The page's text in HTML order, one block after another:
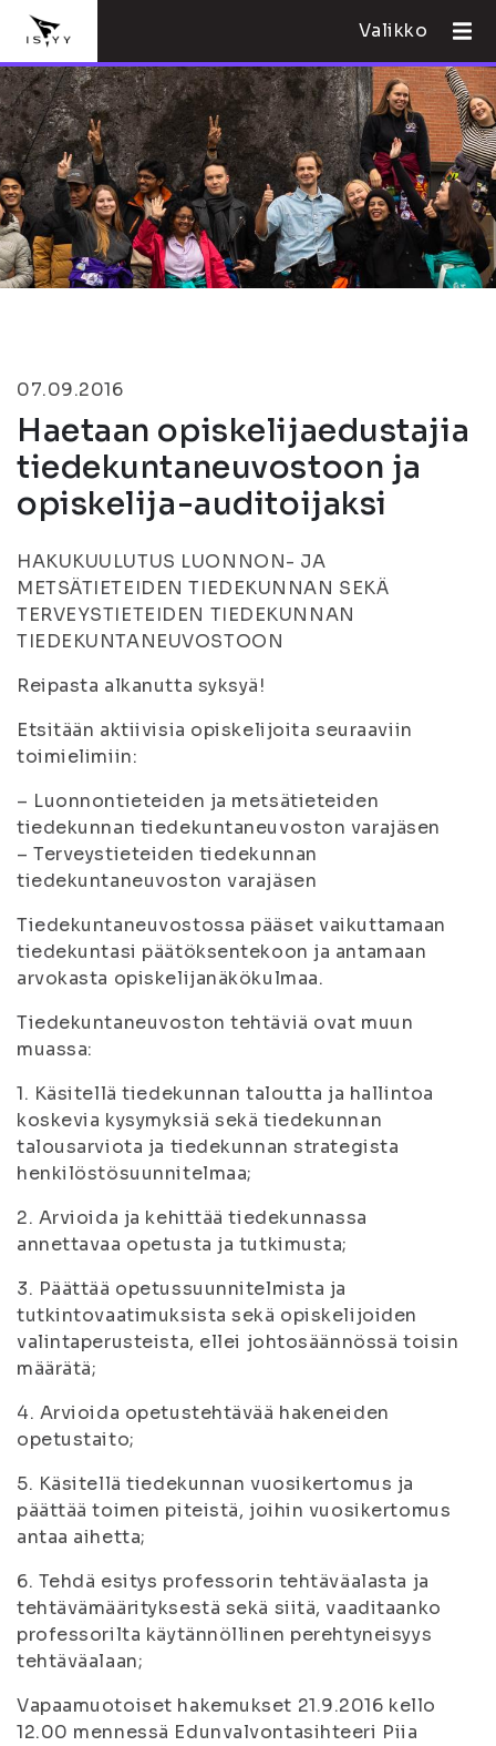
Valikko
07.09.2016
Haetaan opiskelijaedustajia
tiedekuntaneuvostoon ja
opiskelija-auditoijaksi
HAKUKUULUTUS LUONNON- JA
METSÄTIETEIDEN TIEDEKUNNAN SEKÄ
TERVEYSTIETEIDEN TIEDEKUNNAN
TIEDEKUNTANEUVOSTOON
Reipasta alkanutta syksyä!
Etsitään aktiivisia opiskelijoita seuraaviin
toimielimiin:
– Luonnontieteiden ja metsätieteiden
tiedekunnan tiedekuntaneuvoston varajäsen
– Terveystieteiden tiedekunnan
tiedekuntaneuvoston varajäsen
Tiedekuntaneuvostossa pääset vaikuttamaan
tiedekuntasi päätöksentekoon ja antamaan
arvokasta opiskelijanäkökulmaa.
Tiedekuntaneuvoston tehtäviä ovat muun
muassa:
1. Käsitellä tiedekunnan taloutta ja hallintoa
koskevia kysymyksiä sekä tiedekunnan
talousarviota ja tiedekunnan strategista
henkilöstösuunnitelmaa;
2. Arvioida ja kehittää tiedekunnassa
annettavaa opetusta ja tutkimusta;
3. Päättää opetussuunnitelmista ja
tutkintovaatimuksista sekä opiskelijoiden
valintaperusteista, ellei johtosäännössä toisin
määrätä;
4. Arvioida opetustehtävää hakeneiden
opetustaito;
5. Käsitellä tiedekunnan vuosikertomus ja
päättää toimen piteistä, joihin vuosikertomus
antaa aihetta;
6. Tehdä esitys professorin tehtäväalasta ja
tehtävämäärityksestä sekä siitä, vaaditaanko
professorilta käytännöllinen perehtyneisyys
tehtäväalaan;
Vapaamuotoiset hakemukset 21.9.2016 kello
12.00 mennessä Edunvalvontasihteeri Piia